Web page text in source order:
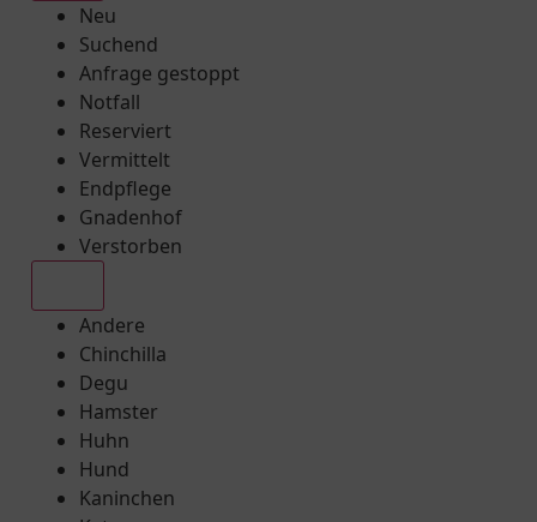
Neu
Suchend
Anfrage gestoppt
Notfall
Reserviert
Vermittelt
Endpflege
Gnadenhof
Verstorben
Andere
Chinchilla
Degu
Hamster
Huhn
Hund
Kaninchen